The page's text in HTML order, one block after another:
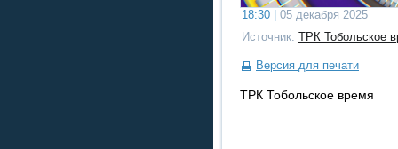
18:30 |
05 декабря 2025
Источник: ТРК Тобольское
Версия для печати
ТРК Тобольское время